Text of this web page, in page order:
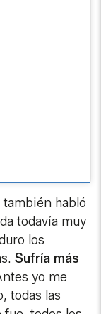
habló
todavía muy
los
Sufría más
yo me
todas las